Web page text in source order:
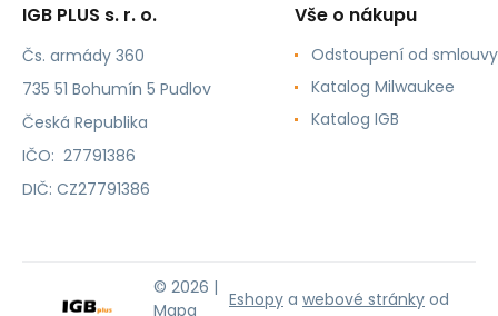
IGB PLUS s. r. o.
Čs. armády 360
735 51 Bohumín 5 Pudlov
Česká Republika
IČO: 27791386
DIČ: CZ27791386
Vše o nákupu
Odstoupení od smlouvy
Katalog Milwaukee
Katalog IGB
© 2026 |
Mapa
Eshopy a webové stránky od